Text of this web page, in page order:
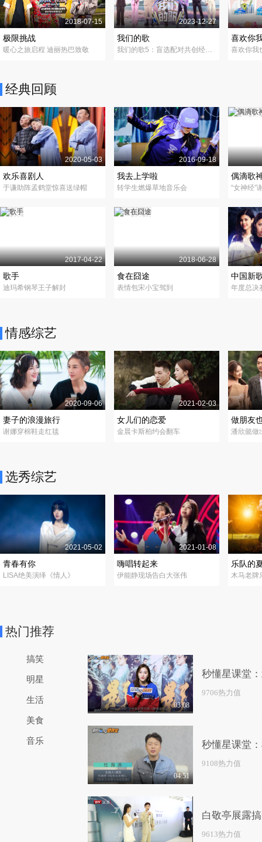
2018-07-15
极限挑战
暖心之旅启程 迪丽热巴致敬
2023-12-27
我们的歌
我们的歌5：盲选配对共创经典歌曲
喜欢你
经典回顾
2020-05-03
欢乐喜剧人
于谦助阵孟鹤堂惊喜送绿帽
2016-09-18
我去上学啦
转学生燃爆草地音乐会
偶滴歌
“女神经”
2017-04-22
歌手
迪玛希钢琴王子解封
2018-06-28
食在囧途
表情包宋小宝驾到
中国新
年度总决
情感综艺
2020-09-06
妻子的浪漫旅行
谢娜穿棉鞋走红毯
2021-02-03
女儿们的恋爱
金晨卡斯柏约会翻车
做朋友
潘欣懿做
选秀综艺
2021-05-02
青春有你
LISA绝美演绎《情人》
2021-01-08
嗨唱转起来
伊能静现场告白大张伟
乐队的
木马老牌
热门推荐
搞笑
明星
生活
美食
音乐
03:08
秒懂星课堂
9706热力值
04:51
秒懂星课堂
9108热力值
白敬亭展露
9613热力值